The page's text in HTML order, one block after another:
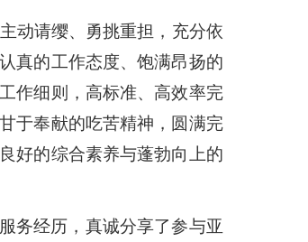
动请缨、勇挑重担，充分依
真的工作态度、饱满昂扬的
作细则，高标准、高效率完
于奉献的吃苦精神，圆满完
好的综合素养与蓬勃向上的
务经历，真诚分享了参与亚